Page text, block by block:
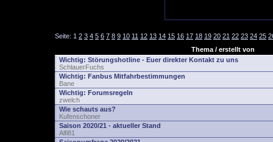
Seite: 1 2 3 4 5 6 7 8 9 10 11 12 13 14 15 16 17 18 19 20 21 22 23 24 25
Thema / erstellt von
Wichtig: Störungshotline - Euer direkter Kontakt zu uns
SchlauerFuchs
Wichtig: Fanbus Mitfahrbestimmungen
Bane
Wichtig: Forumsregeln
zwelch
Wie schauts aus?
Kufenschoner
Saison 2020/21 - aktueller Stand
Alfi81